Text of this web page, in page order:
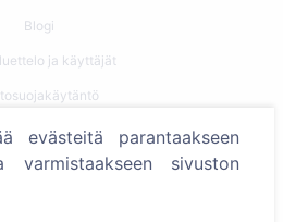
Blogi
ja käyttäjät
evästeitä parantaakseen
varmistaakseen sivuston